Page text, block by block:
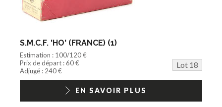
S.M.C.F. 'HO' (FRANCE) (1)
Estimation : 100/120 €
Prix de départ : 60 €
Lot 18
Adjugé : 240 €
EN SAVOIR PLUS